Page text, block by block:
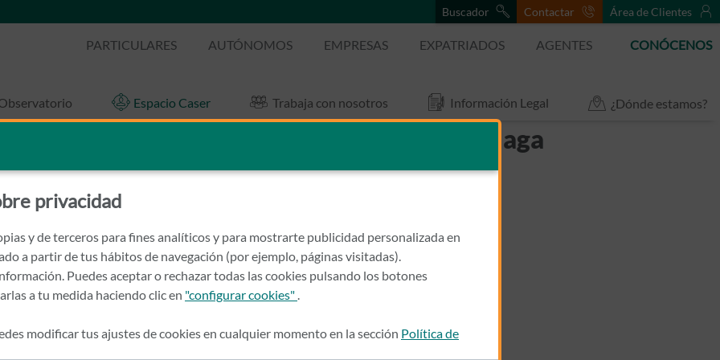
Buscador Contactar Área de Clientes
PARTICULARES AUTÓNOMOS EMPRESAS EXPATRIADOS AGENTES CONÓCENOS
Espacio Caser Trabaja con nosotros Información Legal ¿Dónde estamos?
en el evento Espacio Caser Málaga
la celebración de este evento?*
privacidad
y de terceros para fines analíticos y para mostrarte publicidad personalizada en
a partir de tus hábitos de navegación (por ejemplo, páginas visitadas).
Puedes aceptar o rechazar todas las cookies pulsando los botones
a tu medida haciendo clic en "configurar cookies" .
modificar tus ajustes de cookies en cualquier momento en la sección Política de